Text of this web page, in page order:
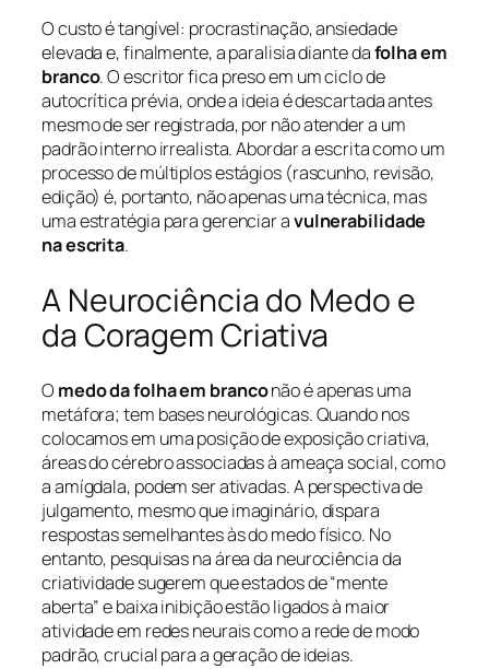
O custo é tangível: procrastinação, ansiedade
elevada e, finalmente, a paralisia diante dafolha em
branco. O escritor fica preso em um ciclo de
autocrítica prévia, onde a ideia é descartada antes
mesmo de ser registrada, por não atender a um
padrão interno irrealista. Abordar a escrita como um
processo de múltiplos estágios (rascunho, revisão,
edição) é, portanto, não apenas uma técnica, mas
uma estratégia para gerenciar avulnerabilidade
na escrita.
A Neurociência do Medo e
da Coragem Criativa
O medo da folha em branconão é apenas uma
metáfora; tem bases neurológicas. Quando nos
colocamos em uma posição de exposição criativa,
áreas do cérebro associadas à ameaça social, como
a amígdala, podem ser ativadas. A perspectiva de
julgamento, mesmo que imaginário, dispara
respostas semelhantes às do medo físico. No
entanto, pesquisas na área da neurociência da
criatividade sugerem que estados de “mente
aberta” e baixa inibição estão ligados à maior
atividade em redes neurais como a rede de modo
padrão, crucial para a geração de ideias.